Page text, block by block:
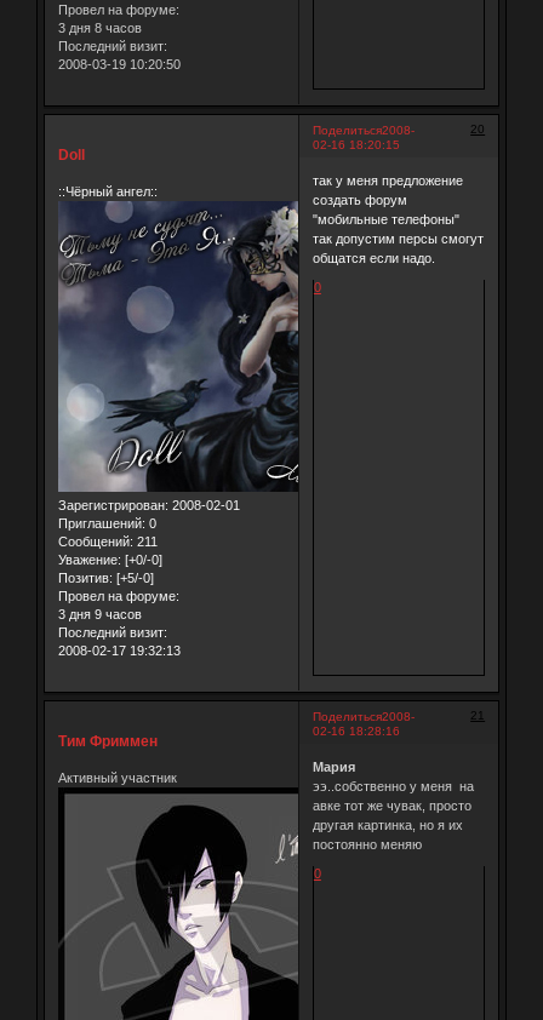
Провел на форуме:
3 дня 8 часов
Последний визит:
2008-03-19 10:20:50
Поделиться 20
2008-
02-16 18:20:15
Doll
::Чёрный ангел::
Зарегистрирован: 2008-02-01
Приглашений: 0
Сообщений: 211
Уважение: [+0/-0]
Позитив: [+5/-0]
Провел на форуме:
3 дня 9 часов
Последний визит:
2008-02-17 19:32:13
так у меня предложение
создать форум
"мобильные телефоны"
так допустим персы смогут
общатся если надо.
0
Поделиться 21
2008-
02-16 18:28:16
Тим Фриммен
Активный участник
Мария
ээ..собственно у меня на
авке тот же чувак, просто
другая картинка, но я их
постоянно меняю
0